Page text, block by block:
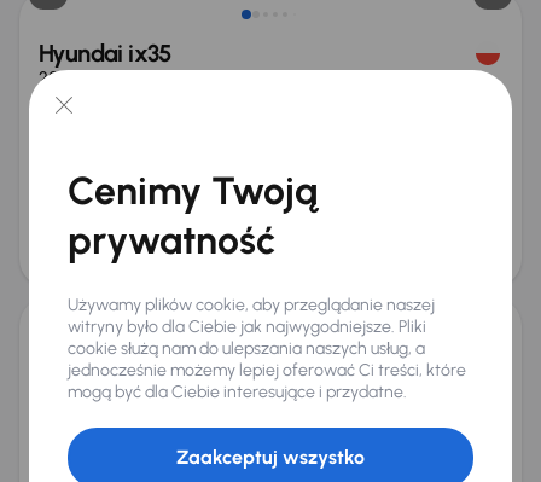
Hyundai ix35
2014
Auta krajowe
od 226 zł
38 000 zł
Świeżo skupione
Hyundai ix35
2014160 767 kmDiesel2.0 CRDi100 kW 4x4
+2 kolejnych
Miesięczna rata Cena promocyjna
Cenimy Twoją
prywatność
Używamy plików cookie, aby przeglądanie naszej
witryny było dla Ciebie jak najwygodniejsze. Pliki
cookie służą nam do ulepszania naszych usług, a
jednocześnie możemy lepiej oferować Ci treści, które
mogą być dla Ciebie interesujące i przydatne.
Zaakceptuj wszystko